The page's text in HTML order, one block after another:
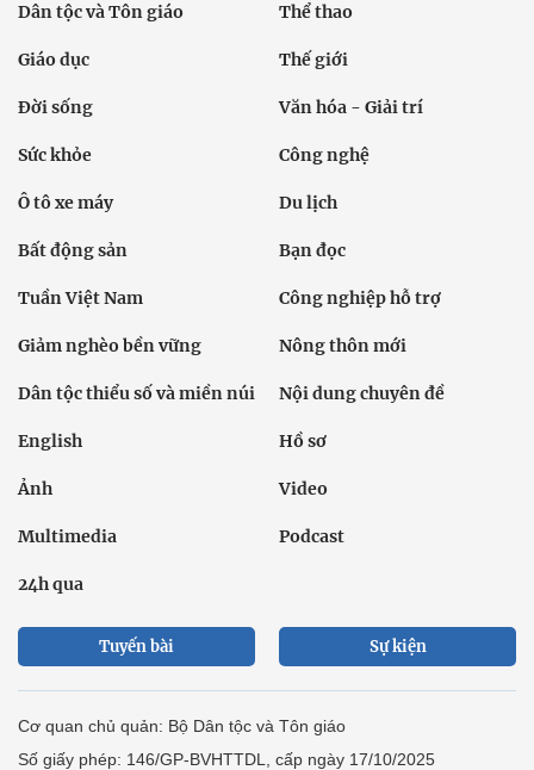
Dân tộc và Tôn giáo Thể thao
Giáo dục Thế giới
Đời sống Văn hóa - Giải trí
Sức khỏe Công nghệ
Ô tô xe máy Du lịch
Bất động sản Bạn đọc
Tuần Việt Nam Công nghiệp hỗ trợ
Giảm nghèo bền vững Nông thôn mới
Dân tộc thiểu số và miền núi Nội dung chuyên đề
English Hồ sơ
Ảnh Video
Multimedia Podcast
24h qua
Tuyến bài Sự kiện
Cơ quan chủ quản: Bộ Dân tộc và Tôn giáo
Số giấy phép: 146/GP-BVHTTDL, cấp ngày 17/10/2025